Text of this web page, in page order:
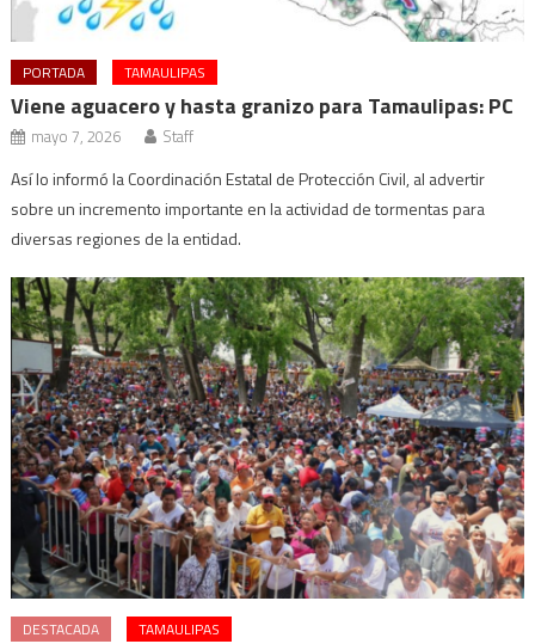
PORTADA TAMAULIPAS
Viene aguacero y hasta granizo para Tamaulipas: PC
mayo 7, 2026 Staff
Así lo informó la Coordinación Estatal de Protección Civil, al advertir
sobre un incremento importante en la actividad de tormentas para
diversas regiones de la entidad.
DESTACADA TAMAULIPAS